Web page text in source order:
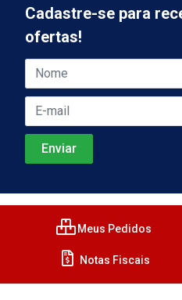
Cadastre-se para
ofertas!
Meus Pedidos
Notas Fiscais